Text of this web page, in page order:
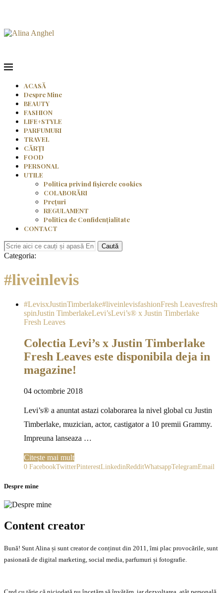
ACASĂ
Despre Mine
BEAUTY
FASHION
LIFE+STYLE
PARFUMURI
TRAVEL
CĂRȚI
FOOD
PERSONAL
UTILE
Politica privind fișierele cookies
COLABORĂRI
Prețuri
REGULAMENT
Politica de Confidențialitate
CONTACT
Caută
Categoria:
#liveinlevis
#LevisxJustinTimberlake#liveinlevisfashionFresh Leavesfresh
spinJustin TimberlakeLevi’sLevi’s® x Justin Timberlake
Fresh Leaves
Colectia Levi’s x Justin Timberlake
Fresh Leaves este disponibila deja in
magazine!
04 octombrie 2018
Levi’s® a anuntat astazi colaborarea la nivel global cu Justin
Timberlake, muzician, actor, castigator a 10 premii Grammy.
Impreuna lanseaza …
Citește mai mult
0 FacebookTwitterPinterestLinkedinRedditWhatsappTelegramEmail
Despre mine
Content creator
Bună! Sunt Alina și sunt creator de conținut din 2011, îmi plac provocările, sunt
pasionată de digital marketing, social media, parfumuri și fotografie.